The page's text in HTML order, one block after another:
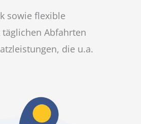
sowie flexible
Abfahrten
die u.a.